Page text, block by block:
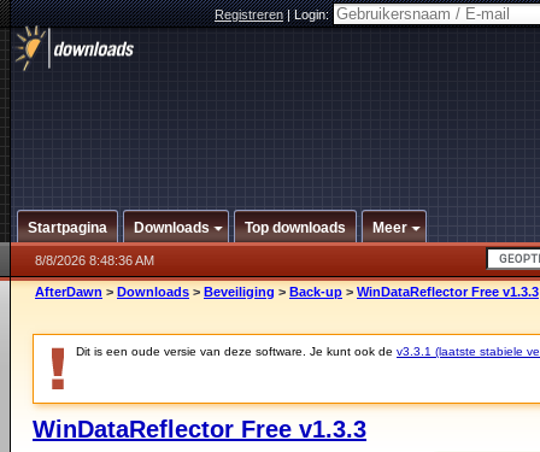
Registreren|Login:
Startpagina Downloads Top downloads Meer
8/8/2026 8:48:36 AM
AfterDawn > Downloads > Beveiliging > Back-up > WinDataReflector Free v1.3.3
Dit is een oude versie van deze software. Je kunt ook de v3.3.1 (laatste stabiele
WinDataReflector Free v1.3.3